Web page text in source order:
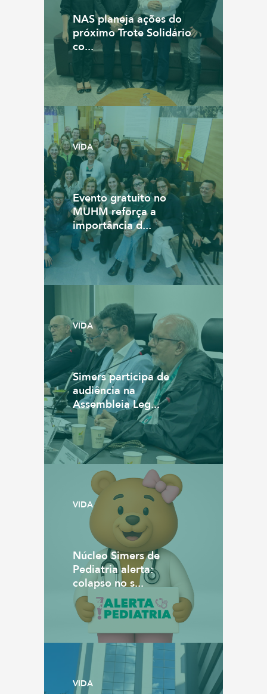
NAS planeja ações do
próximo Trote Solidário
co...
VIDA
Evento gratuito no
MUHM reforça a
importância d...
VIDA
Simers participa de
audiência na
Assembleia Leg...
VIDA
Núcleo Simers de
Pediatria alerta:
colapso no s...
VIDA